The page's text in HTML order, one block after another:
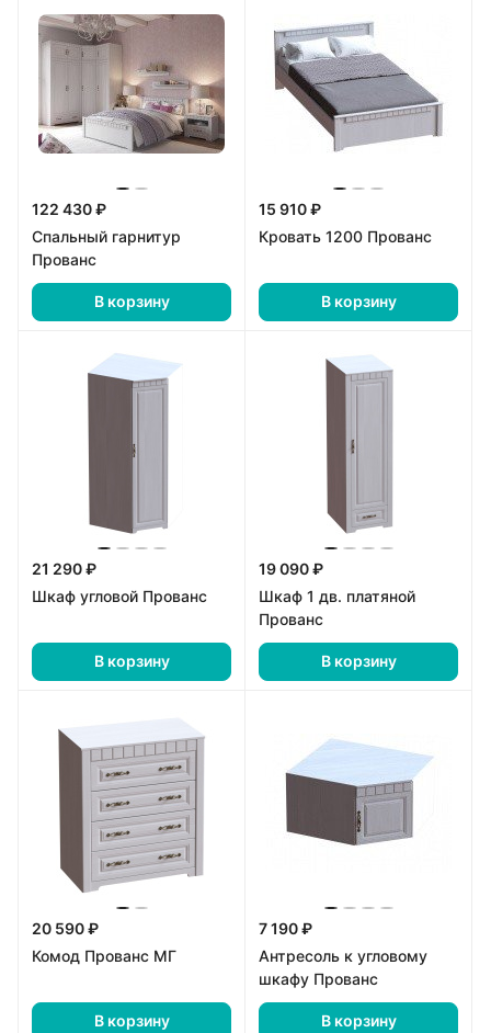
122 430 ₽
Спальный гарнитур
Прованс
В корзину
15 910 ₽
Кровать 1200 Прованс
В корзину
21 290 ₽
Шкаф угловой Прованс
В корзину
19 090 ₽
Шкаф 1 дв. платяной
Прованс
В корзину
20 590 ₽
Комод Прованс МГ
В корзину
7 190 ₽
Антресоль к угловому
шкафу Прованс
В корзину